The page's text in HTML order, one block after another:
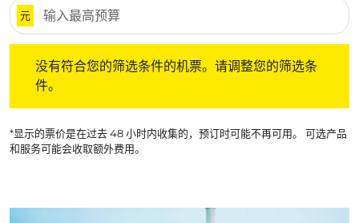
元
没有符合您的筛选条件的机票。请调整您的筛选条
件。
*显示的票价是在过去 48 小时内收集的，预订时可能不再可用。 可选产品
和服务可能会收取额外费用。